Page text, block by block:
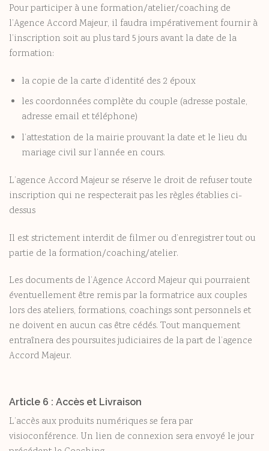
Pour participer à une formation/atelier/coaching de
l’Agence Accord Majeur, il faudra impérativement fournir à
l’inscription soit au plus tard 5 jours avant la date de la
formation:
la copie de la carte d’identité des 2 époux
les coordonnées complète du couple (adresse postale,
adresse email et téléphone)
l’attestation de la mairie prouvant la date et le lieu du
mariage civil sur l’année en cours.
L’agence Accord Majeur se réserve le droit de refuser toute
inscription qui ne respecterait pas les règles établies ci-
dessus
Il est strictement interdit de filmer ou d’enregistrer tout ou
partie de la formation/coaching/atelier.
Les documents de l’Agence Accord Majeur qui pourraient
éventuellement être remis par la formatrice aux couples
lors des ateliers, formations, coachings sont personnels et
ne doivent en aucun cas être cédés. Tout manquement
entraînera des poursuites judiciaires de la part de l’agence
Accord Majeur.
Article 6 : Accès et Livraison
L’accès aux produits numériques se fera par
visioconférence. Un lien de connexion sera envoyé le jour